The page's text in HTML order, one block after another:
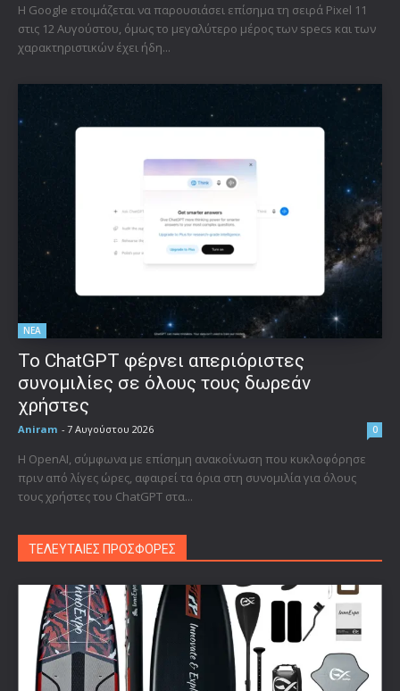
Η Google ετοιμάζεται να παρουσιάσει επίσημα τη σειρά Pixel 11
στις 12 Αυγούστου, όμως το μεγαλύτερο μέρος των specs και των
χαρακτηριστικών έχει ήδη...
ΝΕΑ
Το ChatGPT φέρνει απεριόριστες
συνομιλίες σε όλους τους δωρεάν
χρήστες
Aniram - 7 Αυγούστου 2026 0
Η OpenAI, σύμφωνα με επίσημη ανακοίνωση που κυκλοφόρησε
πριν από λίγες ώρες, αφαιρεί τα όρια στη συνομιλία για όλους
τους χρήστες του ChatGPT στα...
ΤΕΛΕΥΤΑΙΕΣ ΠΡΟΣΦΟΡΕΣ